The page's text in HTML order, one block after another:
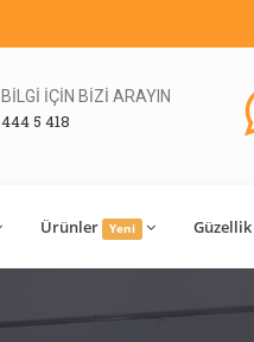
BİLGİ İÇİN BİZİ ARAYIN
444 5 418
Ürünler Yeni